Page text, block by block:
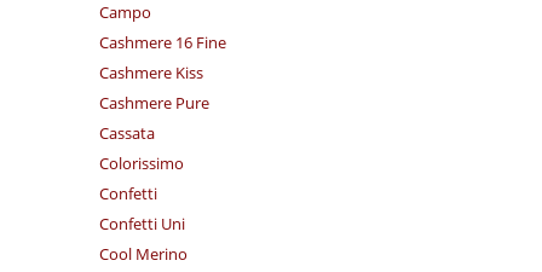
Campo
Cashmere 16 Fine
Cashmere Kiss
Cashmere Pure
Cassata
Colorissimo
Confetti
Confetti Uni
Cool Merino